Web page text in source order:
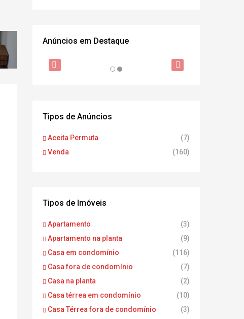
Anúncios em Destaque
DESTAQUE DESTAQUE
Tipos de Anúncios
Aceita Permuta
(7)
Venda
(160)
Tipos de Imóveis
Apartamento
(3)
Apartamento na planta
(9)
Casa em condomínio
(116)
Casa fora de condomínio
(7)
Casa na planta
(2)
Casa térrea em condomínio
(10)
Casa Térrea fora de condomínio
(3)